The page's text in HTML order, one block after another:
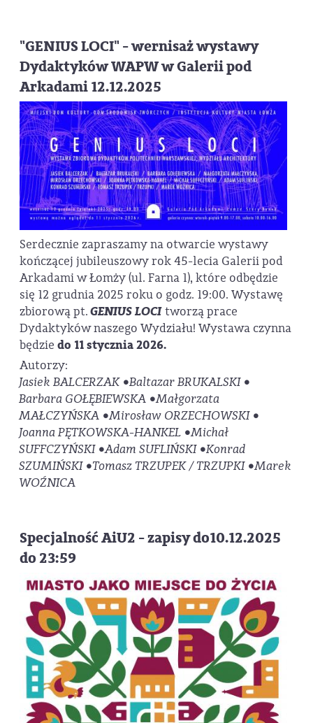
"GENIUS LOCI" - wernisaż wystawy
Dydaktyków WAPW w Galerii pod
Arkadami 12.12.2025
Serdecznie zapraszamy na otwarcie wystawy
kończącej jubileuszowy rok 45-lecia Galerii pod
Arkadami w Łomży (ul. Farna 1), które odbędzie
się 12 grudnia 2025 roku o godz. 19:00. Wystawę
zbiorową pt.GENIUS LOCItworzą prace
Dydaktyków naszego Wydziału! Wystawa czynna
będzie do 11 stycznia 2026.
Autorzy:
Jasiek BALCERZAK • Baltazar BRUKALSKI •
Barbara GOŁĘBIEWSKA • Małgorzata
MAŁCZYŃSKA • Mirosław ORZECHOWSKI •
Joanna PĘTKOWSKA-HANKEL • Michał
SUFFCZYŃSKI • Adam SUFLIŃSKI • Konrad
SZUMIŃSKI • Tomasz TRZUPEK / TRZUPKI • Marek
WOŹNICA
Specjalność AiU2 - zapisy do10.12.2025
do 23:59